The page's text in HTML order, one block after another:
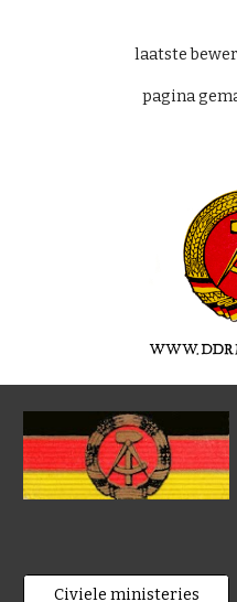
laatste
pagina
Civiele ministeries